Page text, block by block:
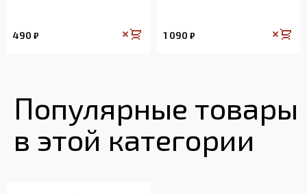
490 ₽ 1 090 ₽
Популярные товары
в этой категории